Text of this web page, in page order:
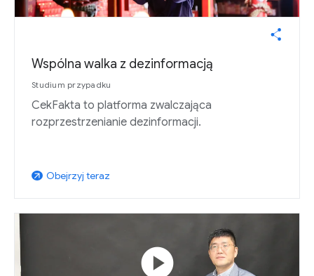
Wspólna walka z dezinformacją
Studium przypadku
CekFakta to platforma zwalczająca
rozprzestrzenianie dezinformacji.
arrow_outward Obejrzyj teraz
play_circle